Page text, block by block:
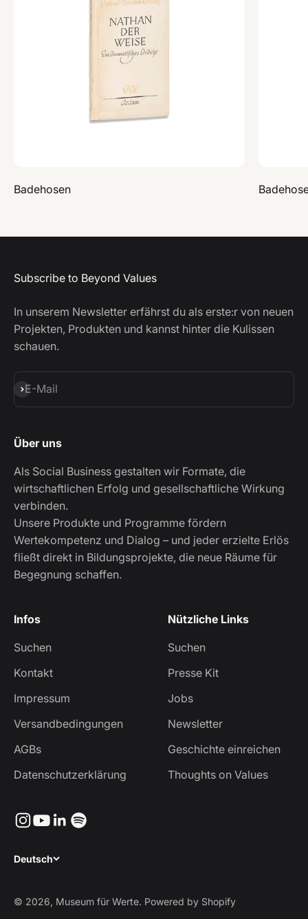
Badehosen
Subscribe to Beyond Values
In unserem Newsletter erfährst du als erste:r von neuen
Projekten, Produkten und kannst hinter die Kulissen
schauen.
E-Mail
Abonnieren
Über uns
Als Social Business gestalten wir Formate, die
wirtschaftlichen Erfolg und gesellschaftliche Wirkung
verbinden.
Unsere Produkte und Programme fördern
Wertekompetenz und Dialog – und jeder erzielte Erlös
fließt direkt in Bildungsprojekte, die neue Räume für
Begegnung schaffen.
Infos
Suchen
Kontakt
Impressum
Versandbedingungen
AGBs
Datenschutzerklärung
Nützliche Links
Suchen
Presse Kit
Jobs
Newsletter
Geschichte einreichen
Thoughts on Values
Deutsch
© 2026, Museum für Werte. Powered by Shopify